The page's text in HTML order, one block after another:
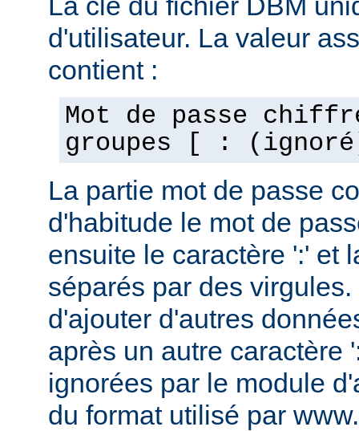
d'utilisateur. La valeur
contient :
Mot de passe
groupes [ :
La partie mot de passe
d'habitude le mot de
ensuite le caractère ':' et
séparés par des
d'ajouter d'autres
après un autre caractère
ignorées par le module
du format utilisé par